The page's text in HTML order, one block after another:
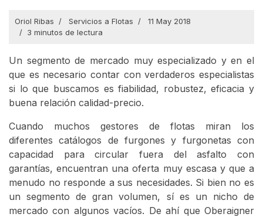
Oriol Ribas Servicios a Flotas
11 May 2018
3 minutos de lectura
Un segmento de mercado muy especializado y en el
que es necesario contar con verdaderos especialistas
si lo que buscamos es fiabilidad, robustez, eficacia y
buena relación calidad-precio.
Cuando muchos gestores de flotas miran los
diferentes catálogos de furgones y furgonetas con
capacidad para circular fuera del asfalto con
garantías, encuentran una oferta muy escasa y que a
menudo no responde a sus necesidades. Si bien no es
un segmento de gran volumen, sí es un nicho de
mercado con algunos vacíos. De ahí que Oberaigner